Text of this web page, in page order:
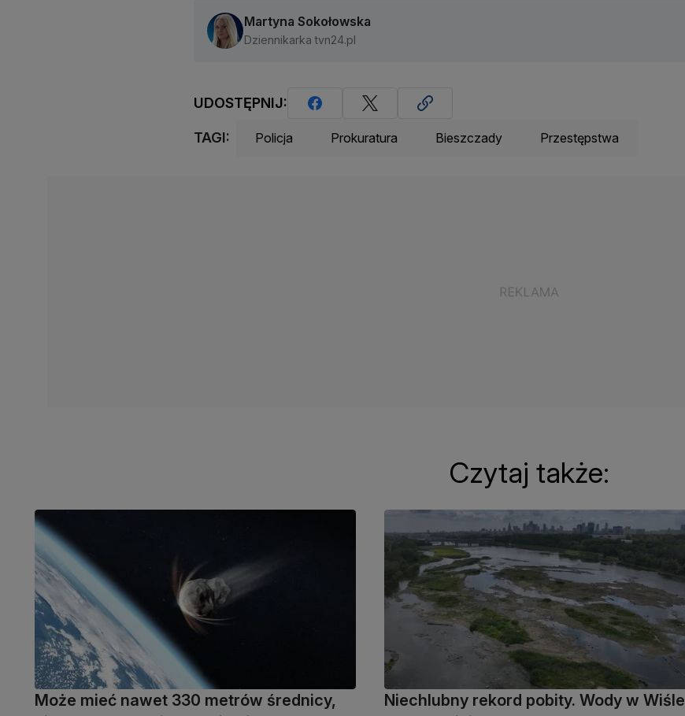
Martyna Sokołowska
Dziennikarka tvn24.pl
UDOSTĘPNIJ:
TAGI: Policja Prokuratura Bieszczady Przestępstwa
Czytaj także:
Może mieć nawet 330 metrów średnicy,
Niechlubny rekord pobity. Wody w Wiśle